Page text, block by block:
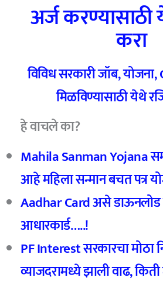
अर्ज
करा
विविध सरकारी जॉब, योजना,
मिळविण्यासाठी येथे
हे वाचले का?
Mahila Sanman Yojana
आहे महिला सन्मान बचत पत्र
Aadhar Card असे
आधारकार्ड…..!
PF Interest सरकारचा मोठा
व्याजदरामध्ये झाली वाढ,